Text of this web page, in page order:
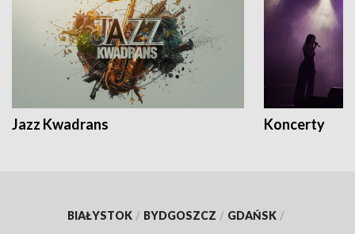
Jazz Kwadrans Koncerty
BIAŁYSTOK / BYDGOSZCZ / GDAŃSK /